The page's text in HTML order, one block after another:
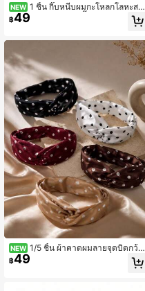
NEW 1 ชิ้น กิ๊บหนีบผมกะโหลกโลหะสไต
ล์โกธิคพังก์ฮาโลวีน, กิ๊บหนีบผมดาววินเ
ทจ Y2K สำหรับผมหนา อุปกรณ์เสริมผม
฿49
NEW 1/5 ชิ้น ผ้าคาดผมลายจุดบิดกว้าง
สำหรับผู้หญิง, อุปกรณ์เสริมผมผ้า
฿49